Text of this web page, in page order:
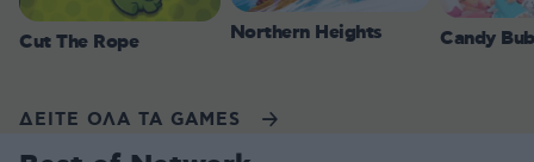
Cut The Rope Northern Heights Candy
ΔΕΙΤΕ ΟΛΑ ΤΑ GAMES